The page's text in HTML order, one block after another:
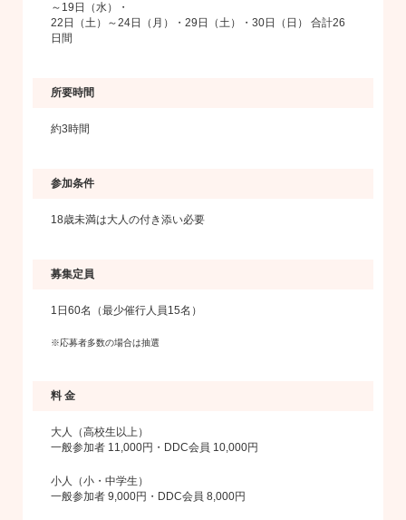
～19日（水）・
22日（土）～24日（月）・29日（土）・30日（日） 合計26
日間
所要時間
約3時間
参加条件
18歳未満は大人の付き添い必要
募集定員
1日60名（最少催行人員15名）
※応募者多数の場合は抽選
料 金
大人（高校生以上）
一般参加者 11,000円・DDC会員 10,000円
小人（小・中学生）
一般参加者 9,000円・DDC会員 8,000円